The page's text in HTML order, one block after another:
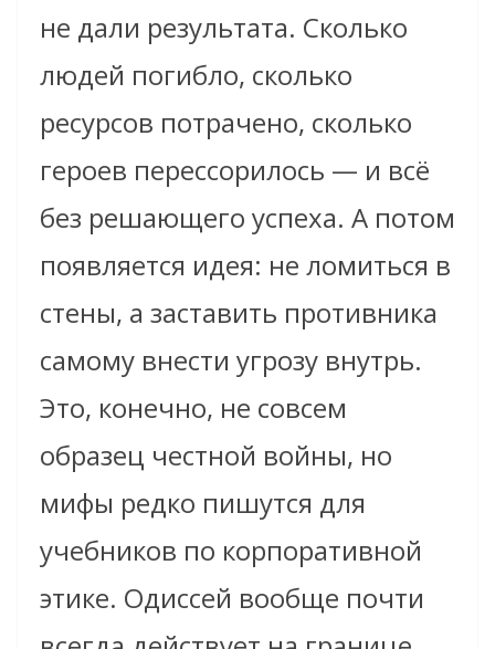
не дали результата. Сколько
людей погибло, сколько
ресурсов потрачено, сколько
героев перессорилось — и всё
без решающего успеха. А потом
появляется идея: не ломиться в
стены, а заставить противника
самому внести угрозу внутрь.
Это, конечно, не совсем
образец честной войны, но
мифы редко пишутся для
учебников по корпоративной
этике. Одиссей вообще почти